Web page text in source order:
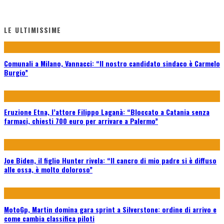
LE ULTIMISSIME
Comunali a Milano, Vannacci: “Il nostro candidato sindaco è Carmelo
Burgio”
Eruzione Etna, l’attore Filippo Laganà: “Bloccato a Catania senza
farmaci, chiesti 700 euro per arrivare a Palermo”
Joe Biden, il figlio Hunter rivela: “Il cancro di mio padre si è diffuso
alle ossa, è molto doloroso”
MotoGp, Martin domina gara sprint a Silverstone: ordine di arrivo e
come cambia classifica piloti